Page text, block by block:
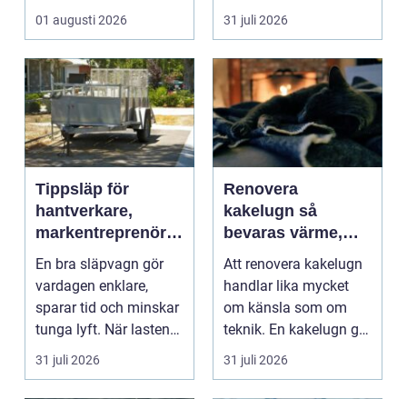
Men när något st...
01 augusti 2026
anläggningsprojekt.
När ansvar,...
31 juli 2026
Tippsläp för
hantverkare,
markentreprenörer
och lantbruk en
praktisk guide
En bra släpvagn gör
vardagen enklare,
sparar tid och minskar
tunga lyft. När lasten
är bulkig, smuts...
31 juli 2026
Renovera
kakelugn så
bevaras värme,
historia och
trygghet
Att renovera kakelugn
handlar lika mycket
om känsla som om
teknik. En kakelugn ger
stilla värme, däm...
31 juli 2026